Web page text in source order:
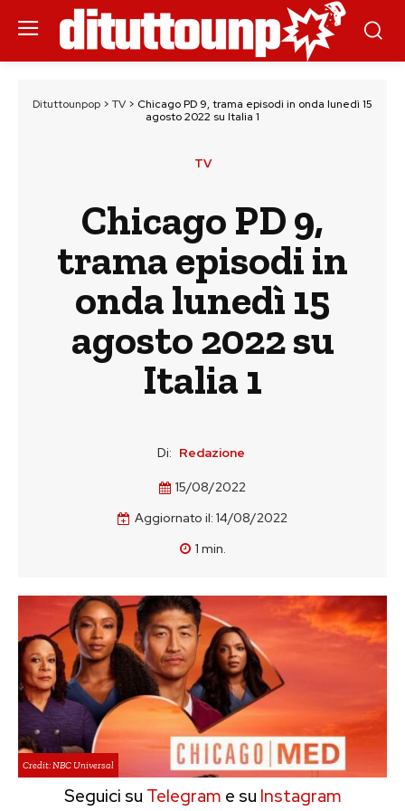
Dituttounpop > TV > Chicago PD 9, trama episodi in onda lunedì 15
agosto 2022 su Italia 1
TV
Chicago PD 9,
trama episodi in
onda lunedì 15
agosto 2022 su
Italia 1
Di: Redazione
15/08/2022
Aggiornato il: 14/08/2022
1 min.
Credit: NBC Universal
Seguici su Telegram e su Instagram